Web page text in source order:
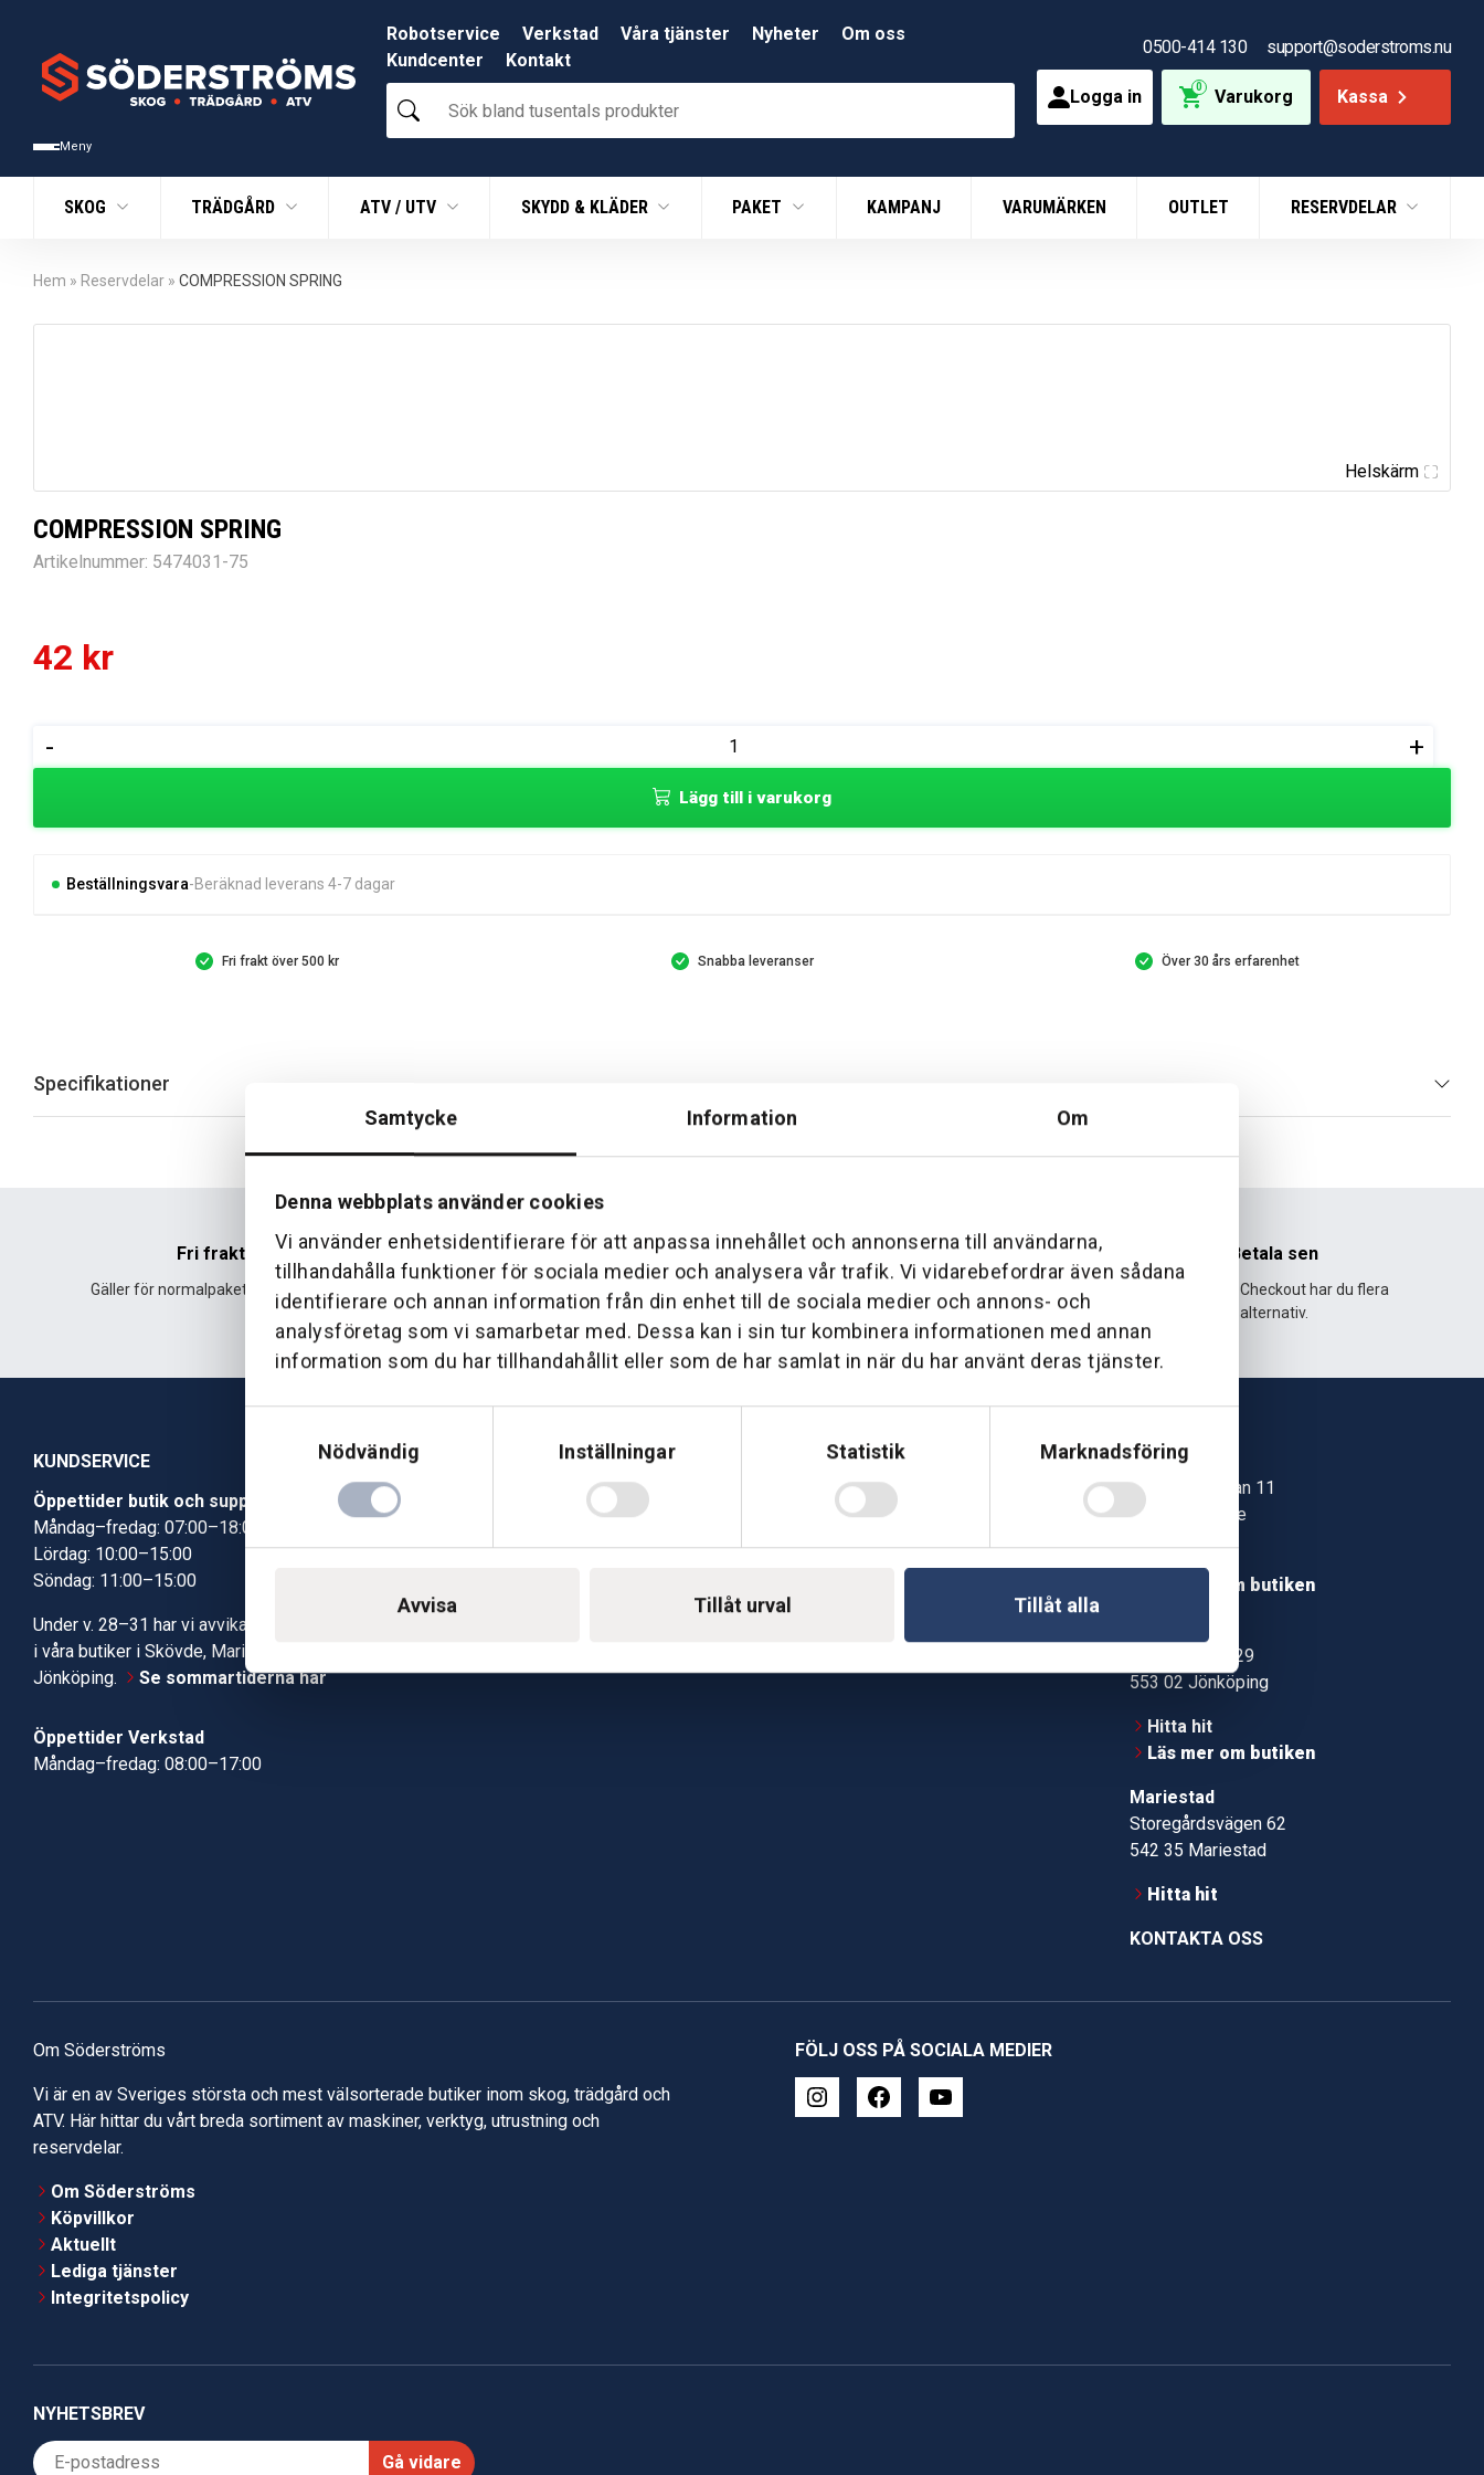
Samtycke Information Om
Denna webbplats använder cookies
Vi använder enhetsidentifierare för att anpassa innehållet och annonserna till användarna,
tillhandahålla funktioner för sociala medier och analysera vår trafik. Vi vidarebefordrar även sådana
identifierare och annan information från din enhet till de sociala medier och annons- och
analysföretag som vi samarbetar med. Dessa kan i sin tur kombinera informationen med annan
information som du har tillhandahållit eller som de har samlat in när du har använt deras tjänster.
Nödvändig
Inställningar Statistik Marknadsföring
Avvisa Tillåt urval Tillåt alla
Meny
Robotservice Verkstad Våra tjänster Nyheter
Om oss
Kundcenter
Kontakt
Sök
bland
produkter
0500-414 130 support@soderstroms.nu
Logga in 0 Varukorg Kassa
SKOG TRÄDGÅRD ATV / UTV SKYDD & KLÄDER PAKET KAMPANJ VARUMÄRKEN OUTLET RESERVDELAR
Hem » Reservdelar » COMPRESSION SPRING
Helskärm
COMPRESSION SPRING
Artikelnummer: 5474031-75
42 kr
-
SPRING
+
Lägg till i varukorg
Beställningsvara Beräknad leverans 4-7 dagar
Fri frakt över 500 kr Snabba leveranser Över 30 års erfarenhet
Specifikationer
Fri frakt
Gäller för normalpaket över 500 kr.
Hemleverans
Leverans fram till din dörr. Oavsett storlek.
Över 30 års erfarenhet
Företaget startade 1 januari 1995 och har
sedan dess haft en god tillväxt.
Betala sen
Med Klarna Checkout har du flera
alternativ.
KUNDSERVICE
Öppettider butik och support
Måndag–fredag: 07:00–18:00
Lördag: 10:00–15:00
Söndag: 11:00–15:00
Under v. 28–31 har vi avvikande öppettider
i våra butiker i Skövde, Mariestad och
Jönköping.
Se sommartiderna här
Öppettider Verkstad
Måndag–fredag: 08:00–17:00
Butik Skövde
Kundcenter
Boka tid i verkstad
Telefon: 0500-414 130
E-mail: support@soderstroms.nu
Gå till vår företagssupport
Skövde
Jonstorpsgatan 11
549 37 Skövde
Läs mer om butiken
Kämpevägen 29
553 02 Jönköping
Hitta hit
Läs mer om butiken
Mariestad
Storegårdsvägen 62
542 35 Mariestad
Hitta hit
KONTAKTA OSS
Om Söderströms
Vi är en av Sveriges största och mest välsorterade butiker inom skog, trädgård och
ATV. Här hittar du vårt breda sortiment av maskiner, verktyg, utrustning och
reservdelar.
Om Söderströms
Köpvillkor
Aktuellt
Lediga tjänster
Integritetspolicy
FÖLJ OSS PÅ SOCIALA MEDIER
NYHETSBREV
Gå vidare